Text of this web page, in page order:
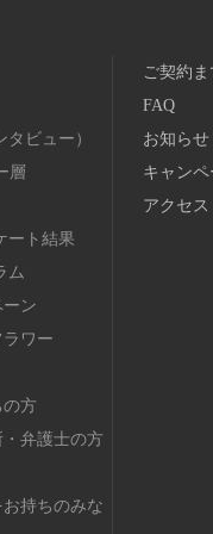
ビュー）
層
ート結果
ム
ン
ワー
の方
弁護士の方
持ちのみな
ご契約
FAQ
お知らせ
キャン
アクセス